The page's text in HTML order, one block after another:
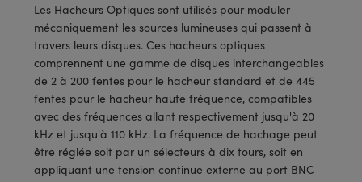
Ionique
Diffractifs (DOE)
Optiques
la Microscopie
Micromètres
de Microscopie
ou Coupleurs
et Composants
pour Caméras
Optical
Optiques Lightpath®
Labs™
Les Hacheurs Optiques sont utilisés pour moduler
mécaniquement les sources lumineuses qui passent à
travers leurs disques. Ces hacheurs optiques
comprennent une gamme de disques interchangeables
de 2 à 200 fentes pour le hacheur standard et de 445
fentes pour le hacheur haute fréquence, compatibles
avec des fréquences allant respectivement jusqu'à 20
kHz et jusqu'à 110 kHz. La fréquence de hachage peut
être réglée soit par un sélecteurs à dix tours, soit en
appliquant une tension continue externe au port BNC